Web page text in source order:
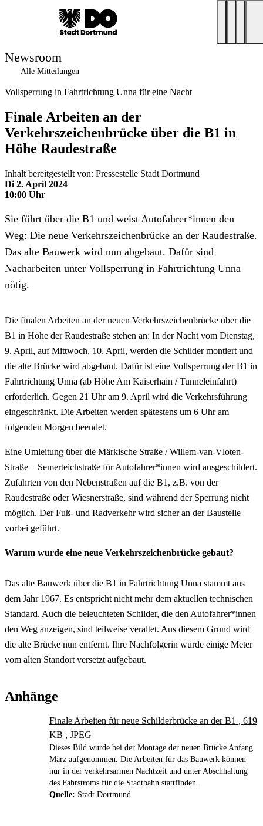
Newsroom
Alle Mitteilungen
Vollsperrung in Fahrtrichtung Unna für eine Nacht
Finale Arbeiten an der
Verkehrszeichenbrücke über die B1 in
Höhe Raudestraße
Inhalt bereitgestellt von: Pressestelle Stadt Dortmund
Di 2. April 2024
10:00 Uhr
Sie führt über die B1 und weist Autofahrer*innen den
Weg: Die neue Verkehrszeichenbrücke an der Raudestraße.
Das alte Bauwerk wird nun abgebaut. Dafür sind
Nacharbeiten unter Vollsperrung in Fahrtrichtung Unna
nötig.
Die finalen Arbeiten an der neuen Verkehrszeichenbrücke über die
B1 in Höhe der Raudestraße stehen an: In der Nacht vom Dienstag,
9. April, auf Mittwoch, 10. April, werden die Schilder montiert und
die alte Brücke wird abgebaut. Dafür ist eine Vollsperrung der B1 in
Fahrtrichtung Unna (ab Höhe Am Kaiserhain / Tunneleinfahrt)
erforderlich. Gegen 21 Uhr am 9. April wird die Verkehrsführung
eingeschränkt. Die Arbeiten werden spätestens um 6 Uhr am
folgenden Morgen beendet.
Eine Umleitung über die Märkische Straße / Willem-van-Vloten-
Straße – Semerteichstraße für Autofahrer*innen wird ausgeschildert.
Zufahrten von den Nebenstraßen auf die B1, z.B. von der
Raudestraße oder Wiesnerstraße, sind während der Sperrung nicht
möglich. Der Fuß- und Radverkehr wird sicher an der Baustelle
vorbei geführt.
Warum wurde eine neue Verkehrszeichenbrücke gebaut?
Das alte Bauwerk über die B1 in Fahrtrichtung Unna stammt aus
dem Jahr 1967. Es entspricht nicht mehr dem aktuellen technischen
Standard. Auch die beleuchteten Schilder, die den Autofahrer*innen
den Weg anzeigen, sind teilweise veraltet. Aus diesem Grund wird
die alte Brücke nun entfernt. Ihre Nachfolgerin wurde einige Meter
vom alten Standort versetzt aufgebaut.
Anhänge
Finale Arbeiten für neue Schilderbrücke an der B1 , 619
KB , JPEG
Dieses Bild wurde bei der Montage der neuen Brücke Anfang
März aufgenommen. Die Arbeiten für das Bauwerk können
nur in der verkehrsarmen Nachtzeit und unter Abschhaltung
des Fahrstroms für die Stadtbahn stattfinden.
Quelle: Stadt Dortmund